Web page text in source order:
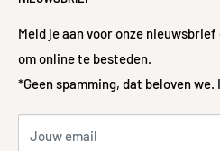
Servicevoorwaarden
Restitutiebeleid
Betaalmethoden geaccepteerd
Mode
Kinderen & Baby's
Cadeaus
Stationair
Alle merken
📞 072-197-3522
**Gratis bezorging
Bekijk hoe
u in aanmerking kunt
Meld je aan voor onze
om online te besteden.
*Geen spamming, dat beloven we.
Jouw email